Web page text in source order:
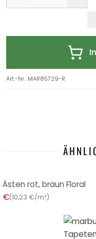
Art.-Nr.: MAR85729-R
rot, braun Floral
€(10,23 €/m²)